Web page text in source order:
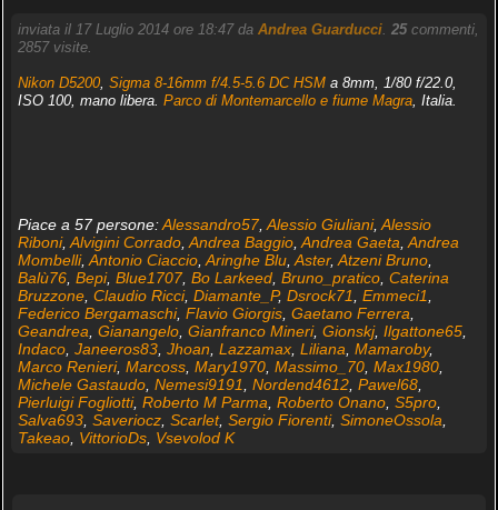
inviata il 17 Luglio 2014 ore 18:47 da Andrea Guarducci. 25commenti,
2857 visite.
Nikon D5200, Sigma 8-16mm f/4.5-5.6 DC HSMa 8mm, 1/80 f/22.0,
ISO 100, mano libera. Parco di Montemarcello e fiume Magra, Italia.
Piace a 57 persone:Alessandro57, Alessio Giuliani, Alessio
Riboni, Alvigini Corrado, Andrea Baggio, Andrea Gaeta Andrea
Mombelli, Antonio Ciaccio, Aringhe Blu, Aster, Atzeni Bruno,
Balù76, Bepi, Blue1707, Bo Larkeed, Bruno_pratico, Caterina
Bruzzone, Claudio Ricci, Diamante_P, Dsrock71 Emmeci1
Federico Bergamaschi, Flavio Giorgis, Gaetano Ferrera
Geandrea Gianangelo, Gianfranco Mineri, Gionskj, Ilgattone65,
Indaco, Janeeros83, Jhoan Lazzamax, Liliana Mamaroby,
Marco Renieri, Marcoss, Mary1970, Massimo_70, Max1980,
Michele Gastaudo, Nemesi9191 Nordend4612, Pawel68,
Pierluigi Fogliotti, Roberto M Parma Roberto Onano, S5pro,
Salva693, Saveriocz, Scarlet, Sergio Fiorenti, SimoneOssola
Takeao, VittorioDs, Vsevolod K